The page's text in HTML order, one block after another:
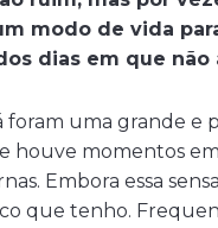
modo de vida
dias em que não
uma grande e
houve momentos
Embora essa
que tenho.